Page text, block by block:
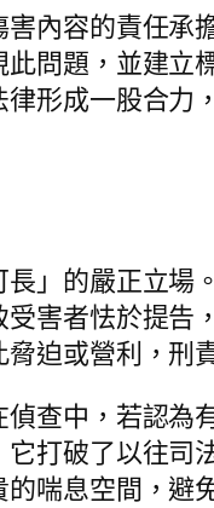
內容的責任承
問題，並建立
形成一股合力
」的嚴正立場
害者怯於提告
迫或營利，刑
查中，若認為
打破了以往司
喘息空間，避